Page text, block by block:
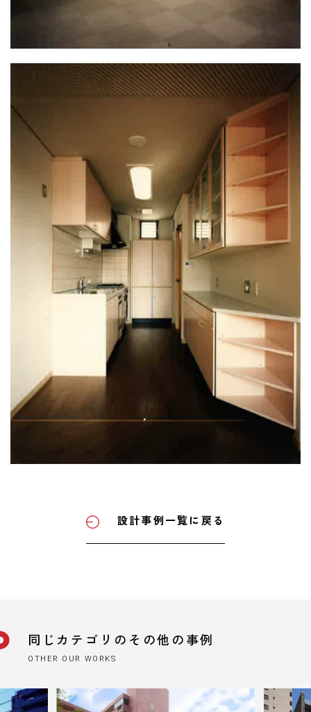
設計事例一覧に戻る
同じカテゴリのその他の事例
OTHER OUR WORKS